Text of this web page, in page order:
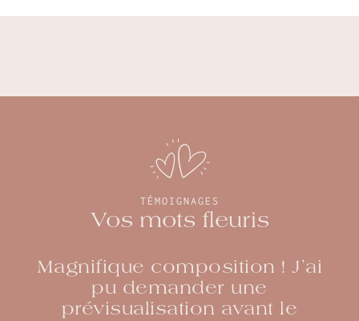
TÉMOIGNAGES
Vos mots fleuris
Magnifique composition ! J’ai
pu demander une
prévisualisation avant le